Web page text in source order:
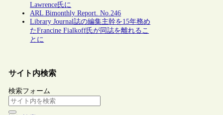
Lawrence氏に
ARL Bimonthly Report. No.246
Library Journal誌の編集主幹を15年務め
たFrancine Fialkoff氏が同誌を離れるこ
とに
サイト内検索
検索フォーム